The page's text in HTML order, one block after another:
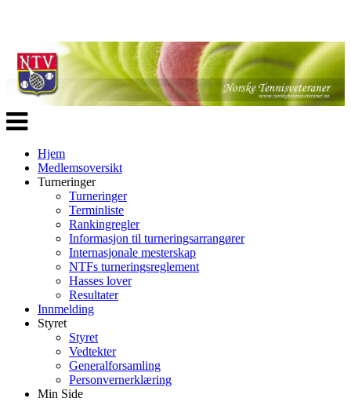
Veksle
navigasjon
Hjem
Medlemsoversikt
Turneringer
Turneringer
Terminliste
Rankingregler
Informasjon til turneringsarrangører
Internasjonale mesterskap
NTFs turneringsreglement
Hasses lover
Resultater
Innmelding
Styret
Styret
Vedtekter
Generalforsamling
Personvernerklæring
Min Side